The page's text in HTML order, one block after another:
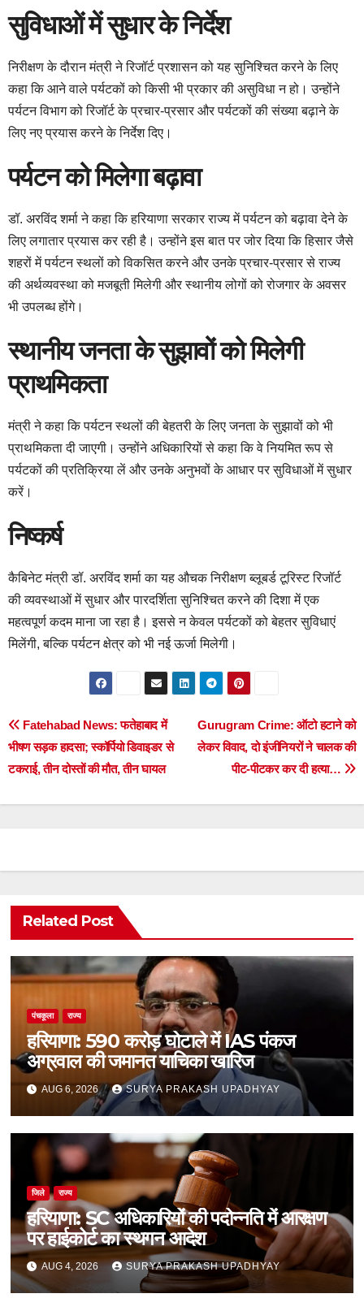
सुविधाओं में सुधार के निर्देश
निरीक्षण के दौरान मंत्री ने रिजॉर्ट प्रशासन को यह सुनिश्चित करने के लिए
कहा कि आने वाले पर्यटकों को किसी भी प्रकार की असुविधा न हो। उन्होंने
पर्यटन विभाग को रिजॉर्ट के प्रचार-प्रसार और पर्यटकों की संख्या बढ़ाने के
लिए नए प्रयास करने के निर्देश दिए।
पर्यटन को मिलेगा बढ़ावा
डॉ. अरविंद शर्मा ने कहा कि हरियाणा सरकार राज्य में पर्यटन को बढ़ावा देने के
लिए लगातार प्रयास कर रही है। उन्होंने इस बात पर जोर दिया कि हिसार जैसे
शहरों में पर्यटन स्थलों को विकसित करने और उनके प्रचार-प्रसार से राज्य
की अर्थव्यवस्था को मजबूती मिलेगी और स्थानीय लोगों को रोजगार के अवसर
भी उपलब्ध होंगे।
स्थानीय जनता के सुझावों को मिलेगी
प्राथमिकता
मंत्री ने कहा कि पर्यटन स्थलों की बेहतरी के लिए जनता के सुझावों को भी
प्राथमिकता दी जाएगी। उन्होंने अधिकारियों से कहा कि वे नियमित रूप से
पर्यटकों की प्रतिक्रिया लें और उनके अनुभवों के आधार पर सुविधाओं में सुधार
करें।
निष्कर्ष
कैबिनेट मंत्री डॉ. अरविंद शर्मा का यह औचक निरीक्षण ब्लूबर्ड टूरिस्ट रिजॉर्ट
की व्यवस्थाओं में सुधार और पारदर्शिता सुनिश्चित करने की दिशा में एक
महत्वपूर्ण कदम माना जा रहा है। इससे न केवल पर्यटकों को बेहतर सुविधाएं
मिलेंगी, बल्कि पर्यटन क्षेत्र को भी नई ऊर्जा मिलेगी।
Post
navigation
Gurugram Crime: ऑटो हटाने को
लेकर विवाद, दो इंजीनियरों ने चालक की
पीट-पीटकर कर दी हत्या…
Fatehabad News: फतेहाबाद में
भीषण सड़क हादसा; स्कॉर्पियो डिवाइडर से
टकराई, तीन दोस्तों की मौत, तीन घायल
Related Post
पंचकूला राज्य
हरियाणा: 590 करोड़ घोटाले में IAS पंकज
अग्रवाल की जमानत याचिका खारिज
AUG 6, 2026 SURYA PRAKASH UPADHYAY
जिले राज्य
हरियाणा: SC अधिकारियों की पदोन्नति में आरक्षण
पर हाईकोर्ट का स्थगन आदेश
AUG 4, 2026 SURYA PRAKASH UPADHYAY